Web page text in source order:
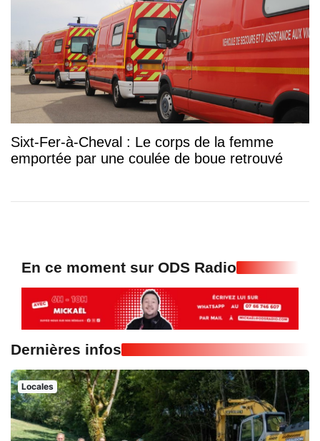
Sixt-Fer-à-Cheval : Le corps de la femme
emportée par une coulée de boue retrouvé
En ce moment sur ODS Radio
Dernières infos
Locales